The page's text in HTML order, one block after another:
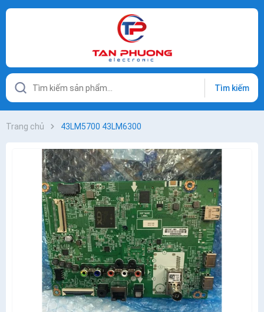
Tìm kiếm
Trang chủ 43LM5700 43LM6300